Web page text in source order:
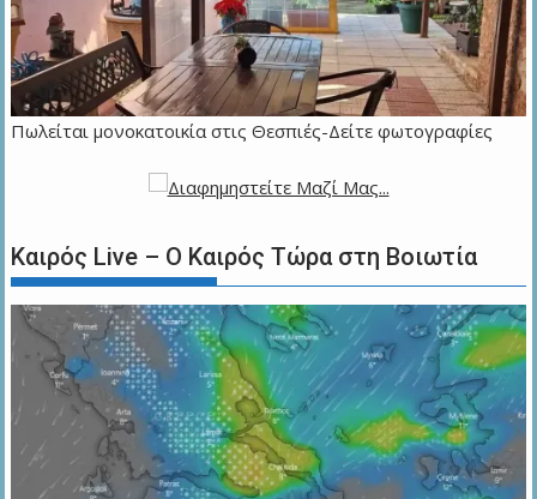
Πωλείται μονοκατοικία στις Θεσπιές-Δείτε φωτογραφίες
Καιρός Live – Ο Καιρός Τώρα στη Βοιωτία